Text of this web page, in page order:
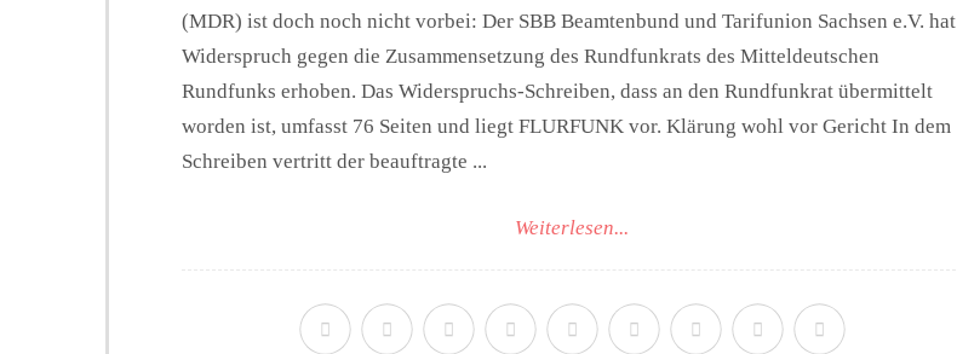
(MDR) ist doch noch nicht vorbei: Der SBB Beamtenbund und Tarifunion Sachsen e.V. hat
Widerspruch gegen die Zusammensetzung des Rundfunkrats des Mitteldeutschen
Rundfunks erhoben. Das Widerspruchs-Schreiben, dass an den Rundfunkrat übermittelt
worden ist, umfasst 76 Seiten und liegt FLURFUNK vor. Klärung wohl vor Gericht In dem
Schreiben vertritt der beauftragte ...
Weiterlesen...